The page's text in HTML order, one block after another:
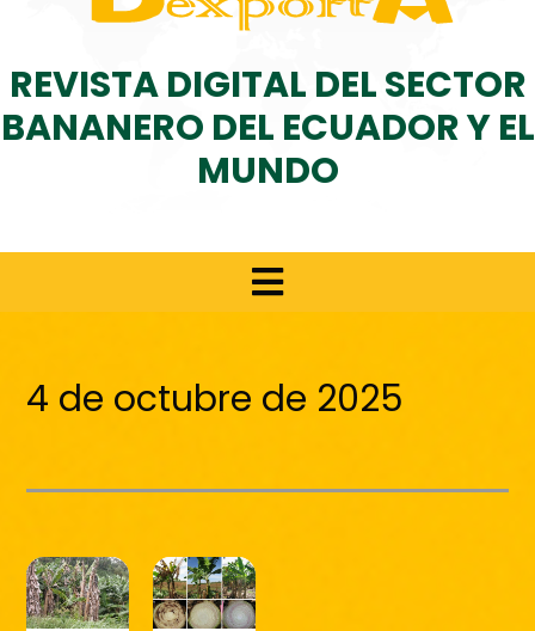
REVISTA DIGITAL DEL SECTOR
BANANERO DEL ECUADOR Y EL
MUNDO
4 de octubre de 2025